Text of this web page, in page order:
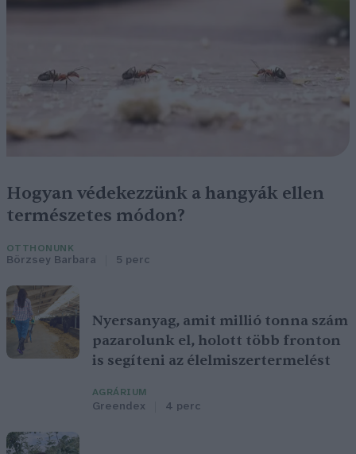
Hogyan védekezzünk a hangyák ellen
természetes módon?
OTTHONUNK
Börzsey Barbara 5 perc
Nyersanyag, amit millió tonna szám
pazarolunk el, holott több fronton
is segíteni az élelmiszertermelést
AGRÁRIUM
Greendex 4 perc